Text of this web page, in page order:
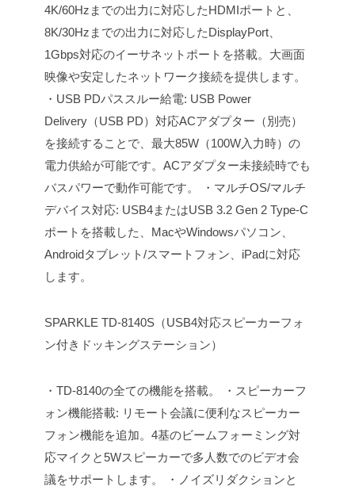
4K/60Hzまでの出力に対応したHDMIポートと、
8K/30Hzまでの出力に対応したDisplayPort、
1Gbps対応のイーサネットポートを搭載。大画面
映像や安定したネットワーク接続を提供します。
・USB PDパススルー給電: USB Power
Delivery（USB PD）対応ACアダプター（別売）
を接続することで、最大85W（100W入力時）の
電力供給が可能です。ACアダプター未接続時でも
バスパワーで動作可能です。
・マルチOS/マルチ
デバイス対応: USB4またはUSB 3.2 Gen 2 Type-C
ポートを搭載した、MacやWindowsパソコン、
Androidタブレット/スマートフォン、iPadに対応
します。
SPARKLE TD-8140S（USB4対応スピーカーフォ
ン付きドッキングステーション）
・TD-8140の全ての機能を搭載。
・スピーカーフ
ォン機能搭載: リモート会議に便利なスピーカー
フォン機能を追加。4基のビームフォーミング対
応マイクと5Wスピーカーで多人数でのビデオ会
議をサポートします。
・ノイズリダクションと